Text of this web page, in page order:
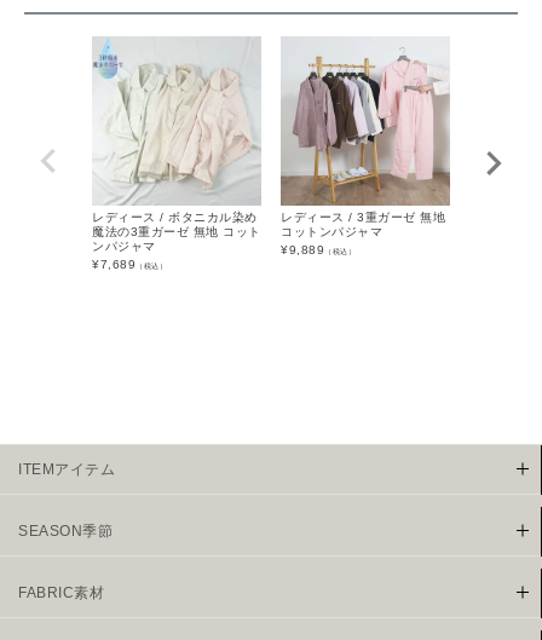
レディース / ボタニカル染め
魔法の3重ガーゼ 無地 コット
ンパジャマ
¥7,689 （税込）
レディース / 3重ガーゼ 無地
コットンパジャマ
¥9,889 （税込）
ITEMアイテム
SEASON季節
FABRIC素材